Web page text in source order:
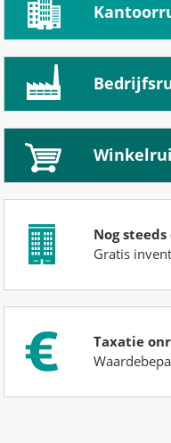
Nog steeds
Gratis
Taxatie